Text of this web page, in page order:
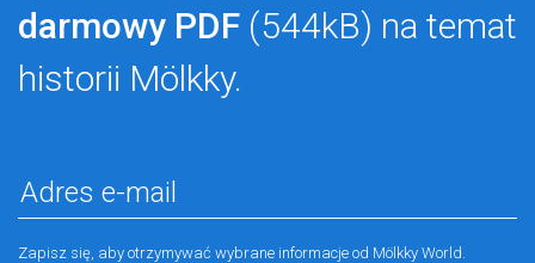
darmowy PDF (544kB) na temat
historii Mölkky.
Zapisz się, aby otrzymywać wybrane informacje od Mölkky World.